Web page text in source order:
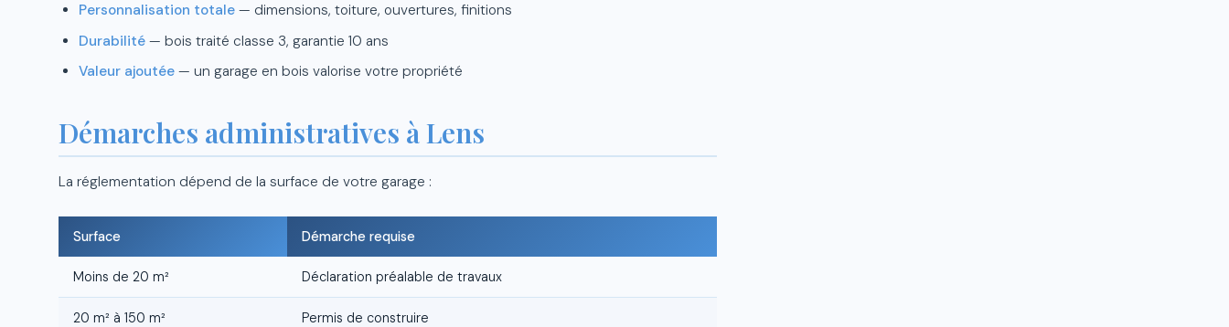
Personnalisation totale — dimensions, toiture, ouvertures, finitions
Durabilité — bois traité classe 3, garantie 10 ans
Valeur ajoutée — un garage en bois valorise votre propriété
Démarches administratives à Lens
La réglementation dépend de la surface de votre garage :
Surface Démarche requise
Moins de 20 m² Déclaration préalable de travaux
20 m² à 150 m² Permis de construire